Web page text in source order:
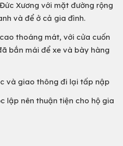
Xương với mặt đường rộng
và để ở cả gia đình.
thoáng mát, với cửa cuốn
bắn mái để xe và bày hàng
và giao thông đi lại tấp nập
lập nên thuận tiện cho hộ gia